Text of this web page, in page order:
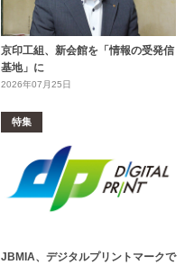
京印工組、新会館を「情報の受発信
基地」に
2026年07月25日
特集
JBMIA、デジタルプリントマークで